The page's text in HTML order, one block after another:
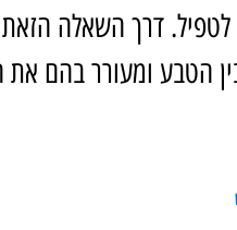
לטפיל. דרך השאלה
הטבע ומעורר בהם את